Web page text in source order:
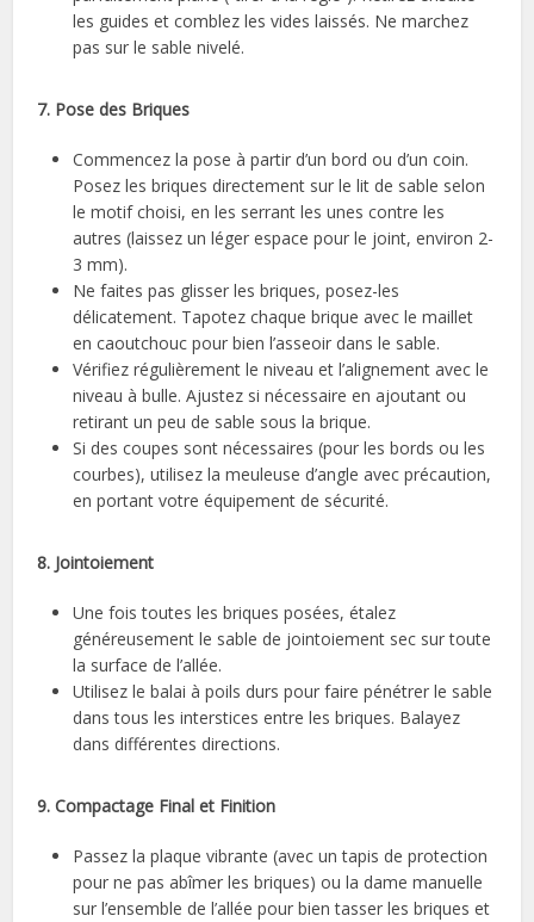
les guides et comblez les vides laissés. Ne marchez
pas sur le sable nivelé.
7. Pose des Briques
Commencez la pose à partir d’un bord ou d’un coin.
Posez les briques directement sur le lit de sable selon
le motif choisi, en les serrant les unes contre les
autres (laissez un léger espace pour le joint, environ 2-
3 mm).
Ne faites pas glisser les briques, posez-les
délicatement. Tapotez chaque brique avec le maillet
en caoutchouc pour bien l’asseoir dans le sable.
Vérifiez régulièrement le niveau et l’alignement avec le
niveau à bulle. Ajustez si nécessaire en ajoutant ou
retirant un peu de sable sous la brique.
Si des coupes sont nécessaires (pour les bords ou les
courbes), utilisez la meuleuse d’angle avec précaution,
en portant votre équipement de sécurité.
8. Jointoiement
Une fois toutes les briques posées, étalez
généreusement le sable de jointoiement sec sur toute
la surface de l’allée.
Utilisez le balai à poils durs pour faire pénétrer le sable
dans tous les interstices entre les briques. Balayez
dans différentes directions.
9. Compactage Final et Finition
Passez la plaque vibrante (avec un tapis de protection
pour ne pas abîmer les briques) ou la dame manuelle
sur l’ensemble de l’allée pour bien tasser les briques et